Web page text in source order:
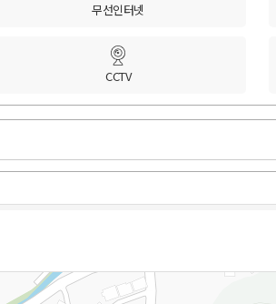
무선인터넷
CCTV